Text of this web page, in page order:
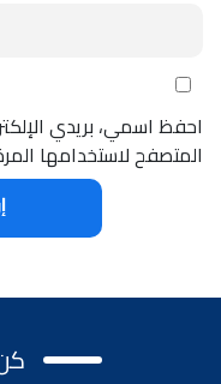
احفظ اسمي، بريدي
المتصفح لاستخدامها